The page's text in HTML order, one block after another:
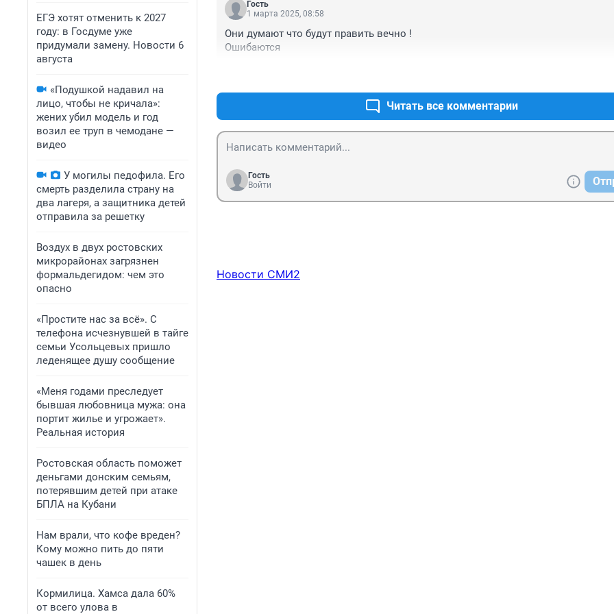
ЕГЭ хотят отменить к 2027
году: в Госдуме уже
придумали замену. Новости 6
августа
«Подушкой надавил на
лицо, чтобы не кричала»:
жених убил модель и год
возил ее труп в чемодане —
видео
У могилы педофила. Его
смерть разделила страну на
два лагеря, а защитника детей
отправила за решетку
Воздух в двух ростовских
микрорайонах загрязнен
формальдегидом: чем это
опасно
«Простите нас за всё». С
телефона исчезнувшей в тайге
семьи Усольцевых пришло
леденящее душу сообщение
«Меня годами преследует
бывшая любовница мужа: она
портит жилье и угрожает».
Реальная история
Ростовская область поможет
деньгами донским семьям,
потерявшим детей при атаке
БПЛА на Кубани
Нам врали, что кофе вреден?
Кому можно пить до пяти
чашек в день
Кормилица. Хамса дала 60%
от всего улова в
Гость
1 марта 2025, 08:58
Они думают что будут править вечно !
Ошибаются
Читать все комментарии
Гость
Войти
Новости СМИ2